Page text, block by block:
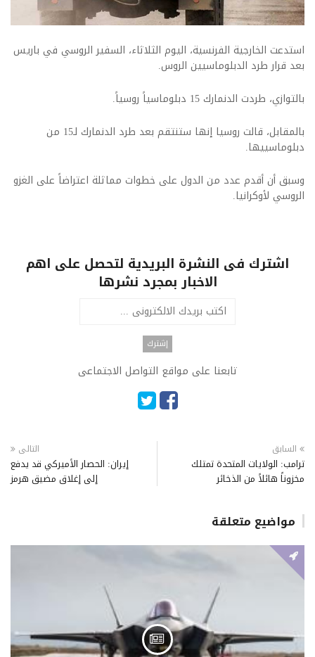
استدعت الخارجية الفرنسية، اليوم الثلاثاء، السفير الروسي في باريس
بعد قرار طرد الدبلوماسيين الروس.
بالتوازي، طردت الدنمارك 15 دبلوماسياً روسياً.
بالمقابل، قالت روسيا إنها ستنتقم بعد طرد الدنمارك لـ15 من
دبلوماسييها.
وسبق أن أقدم عدد من الدول على خطوات مماثلة اعتراضاً على الغزو
الروسي لأوكرانيا.
اشترك فى النشرة البريدية لتحصل على اهم
الاخبار بمجرد نشرها
تابعنا على مواقع التواصل الاجتماعى
السابق
ترامب: الولايات المتحدة تمتلك
مخزوناً هائلاً من الذخائر
التالى
إيران: الحصار الأميركي قد يدفع
إلى إغلاق مضيق هرمز
مواضيع متعلقة